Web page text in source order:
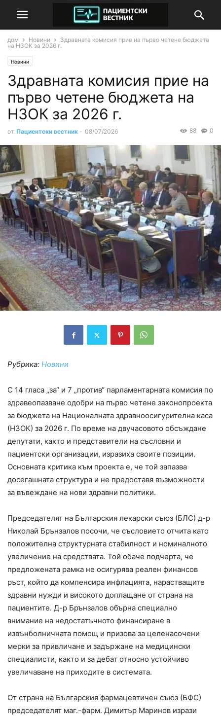
дом Новини
Здравната комисия прие на първо четене бюджета
на НЗОК за 2026 г.
Новини
Здравната комисия прие на
първо четене бюджета на
НЗОК за 2026 г.
от Пациентски вестник - 08/07/2026 0
88
Рубрика: Новини
С 14 гласа „за“ и 7 „против“ парламентарната комисия по
здравеопазване одобри на първо четене законопроекта
за бюджета на Националната здравноосигурителна каса
(НЗОК) за 2026 г. По време на двучасовото обсъждане
депутати, както и представители на съсловни и
пациентски организации, изразиха своите позиции.
Основната критика към проекта е, че той запазва
досегашната структура и не предоставя възможности
за въвеждане на нови здравни политики.
Председателят на Българския лекарски съюз (БЛС) д-р
Николай Брънзалов посочи, че съсловието отчита като
положителна структурната стабилност и номиналното
увеличение на средствата. Той обаче подчерта, че
предложената рамка не осигурява реален финансов
ръст, който да компенсира инфлацията, нарастващите
здравни нужди и високото доплащане от страна на
пациентите. Д-р Брънзалов обърна специално
внимание на недостатъчното финансиране в
извънболничната помощ и призова за целенасочени
мерки за привличане и задържане на медицински
специалисти, както и за дебат относно устойчиво
увеличаване на приходите в системата.
От страна на Българския фармацевтичен съюз (БФС)
председателят маг.-фарм. Димитър Маринов изрази